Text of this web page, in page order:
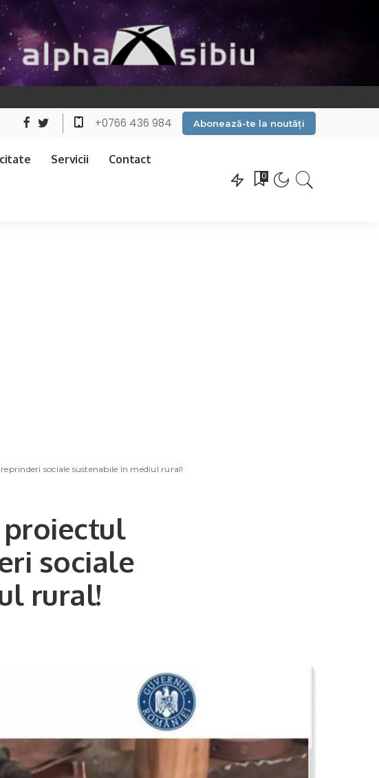
+0766 436 984 Abonează-te la noutăți
Servicii Contact
0
sociale sustenabile în mediul rural!
proiectul
sociale
rural!